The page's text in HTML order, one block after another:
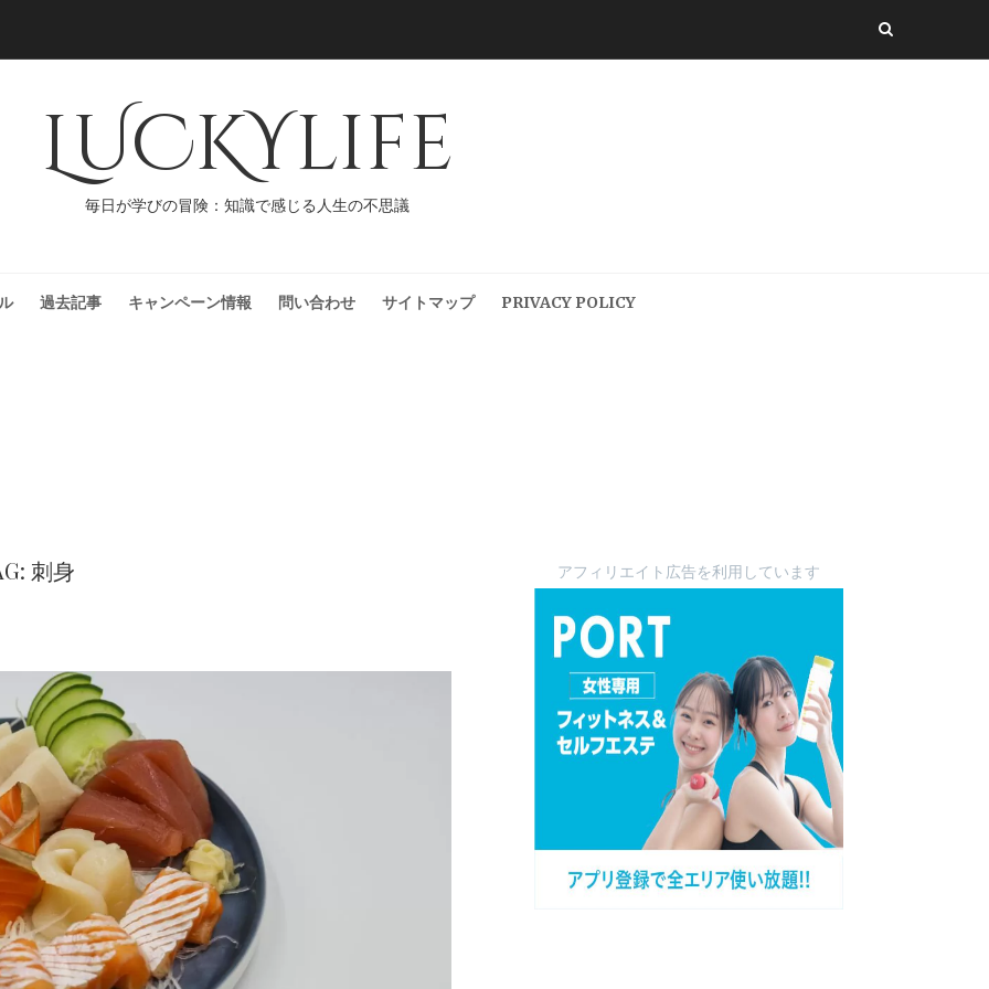
LUCKYlife
毎日が学びの冒険：知識で感じる人生の不思議
過去記事 キャンペーン情報 問い合わせ サイトマップ PRIVACY POLICY
刺身 アフィリエイト広告を利用しています